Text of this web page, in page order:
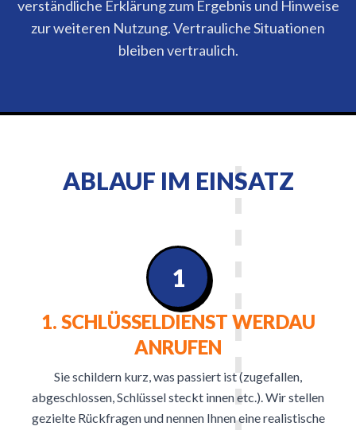
verständliche Erklärung zum Ergebnis und Hinweise
zur weiteren Nutzung. Vertrauliche Situationen
bleiben vertraulich.
ABLAUF IM EINSATZ
1. SCHLÜSSELDIENST WERDAU
ANRUFEN
Sie schildern kurz, was passiert ist (zugefallen,
abgeschlossen, Schlüssel steckt innen etc.). Wir stellen
gezielte Rückfragen und nennen Ihnen eine realistische
1